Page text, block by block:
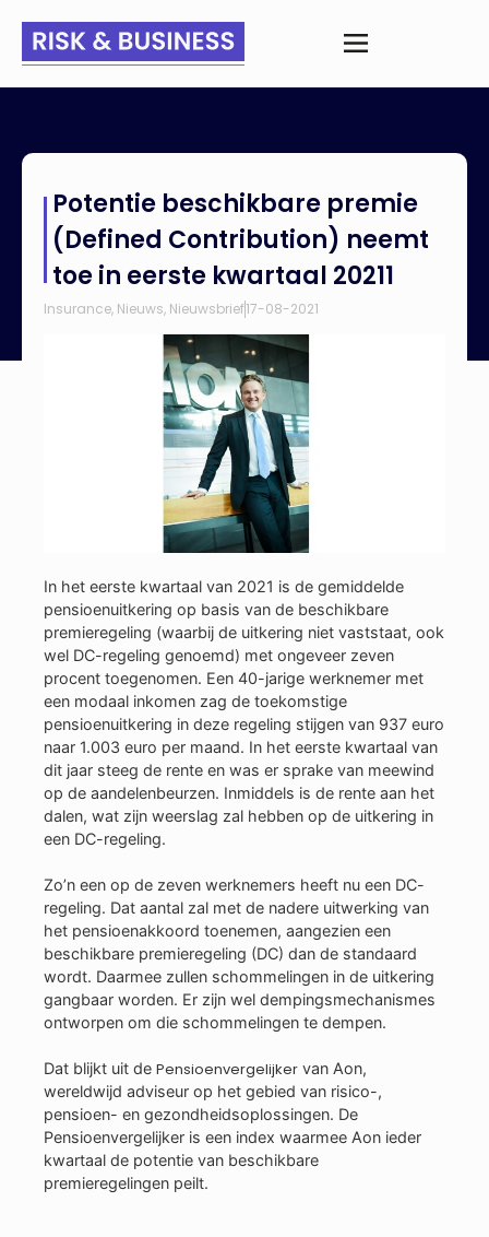
Contribution) neemt toe in eerste kwartaal 20211
Potentie beschikbare premie
(Defined Contribution) neemt
toe in eerste kwartaal 20211
Insurance, Nieuws, Nieuwsbrief17-08-2021
In het eerste kwartaal van 2021 is de gemiddelde
pensioenuitkering op basis van de beschikbare
premieregeling (waarbij de uitkering niet vaststaat, ook
wel DC-regeling genoemd) met ongeveer zeven
procent toegenomen. Een 40-jarige werknemer met
een modaal inkomen zag de toekomstige
pensioenuitkering in deze regeling stijgen van 937 euro
naar 1.003 euro per maand. In het eerste kwartaal van
dit jaar steeg de rente en was er sprake van meewind
op de aandelenbeurzen. Inmiddels is de rente aan het
dalen, wat zijn weerslag zal hebben op de uitkering in
een DC-regeling.
Zo’n een op de zeven werknemers heeft nu een DC-
regeling. Dat aantal zal met de nadere uitwerking van
het pensioenakkoord toenemen, aangezien een
beschikbare premieregeling (DC) dan de standaard
wordt. Daarmee zullen schommelingen in de uitkering
gangbaar worden. Er zijn wel dempingsmechanismes
ontworpen om die schommelingen te dempen.
Dat blijkt uit de Pensioenvergelijker van Aon,
wereldwijd adviseur op het gebied van risico-,
pensioen- en gezondheidsoplossingen. De
Pensioenvergelijker is een index waarmee Aon ieder
kwartaal de potentie van beschikbare
premieregelingen peilt.